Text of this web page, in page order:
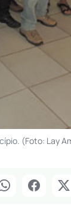
(Foto: Lay